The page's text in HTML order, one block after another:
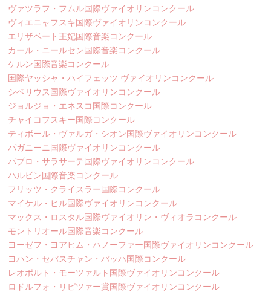
ヴァツラフ・フムル国際ヴァイオリンコンクール
ヴィエニャフスキ国際ヴァイオリンコンクール
エリザベート王妃国際音楽コンクール
カール・ニールセン国際音楽コンクール
ケルン国際音楽コンクール
国際ヤッシャ・ハイフェッツ ヴァイオリンコンクール
シベリウス国際ヴァイオリンコンクール
ジョルジョ・エネスコ国際コンクール
チャイコフスキー国際コンクール
ティボール・ヴァルガ・シオン国際ヴァイオリンコンクール
パガニーニ国際ヴァイオリンコンクール
パブロ・サラサーテ国際ヴァイオリンコンクール
ハルビン国際音楽コンクール
フリッツ・クライスラー国際コンクール
マイケル・ヒル国際ヴァイオリンコンクール
マックス・ロスタル国際ヴァイオリン・ヴィオラコンクール
モントリオール国際音楽コンクール
ヨーゼフ・ヨアヒム・ハノーファー国際ヴァイオリンコンクール
ヨハン・セバスチャン・バッハ国際コンクール
レオポルト・モーツァルト国際ヴァイオリンコンクール
ロドルフォ・リピツァー賞国際ヴァイオリンコンクール